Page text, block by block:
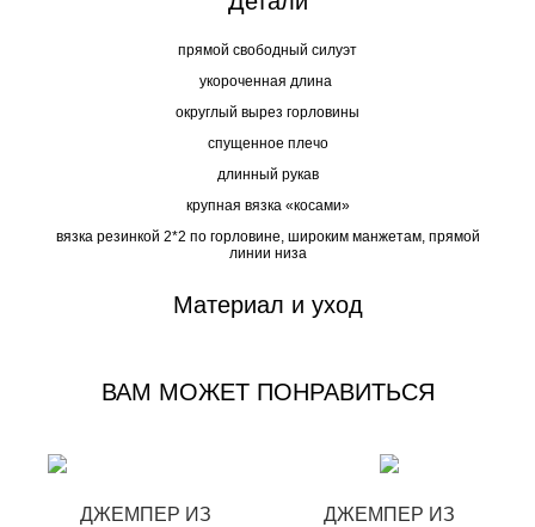
прямой свободный силуэт
укороченная длина
округлый вырез горловины
спущенное плечо
длинный рукав
крупная вязка «косами»
вязка резинкой 2*2 по горловине, широким манжетам, прямой
линии низа
Материал и уход
ВАМ МОЖЕТ ПОНРАВИТЬСЯ
ДЖЕМПЕР ИЗ
ДЖЕМПЕР ИЗ